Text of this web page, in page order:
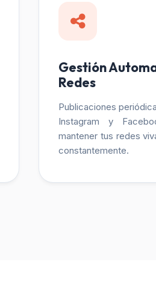
Gestión
Redes
Publicaciones
Instagram y
mantener tus redes
constantemente.